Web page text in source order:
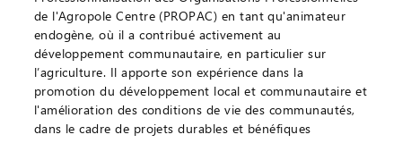
de l'Agropole Centre (PROPAC) en tant qu'animateur
endogène, où il a contribué activement au
développement communautaire, en particulier sur
l’agriculture. Il apporte son expérience dans la
promotion du développement local et communautaire et
l'amélioration des conditions de vie des communautés,
dans le cadre de projets durables et bénéfiques